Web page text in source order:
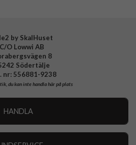
by SkalHuset
C/O Lowwi AB
8
Södertälje
nr: 556881-9238
du kan inte handla här på plats
HANDLA